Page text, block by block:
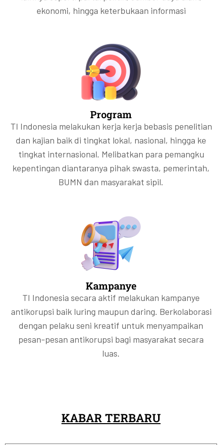
ekonomi, hingga keterbukaan informasi
Program
TI Indonesia melakukan kerja kerja bebasis penelitian
dan kajian baik di tingkat lokal, nasional, hingga ke
tingkat internasional. Melibatkan para pemangku
kepentingan diantaranya pihak swasta, pemerintah,
BUMN dan masyarakat sipil.
Kampanye
TI Indonesia secara aktif melakukan kampanye
antikorupsi baik luring maupun daring. Berkolaborasi
dengan pelaku seni kreatif untuk menyampaikan
pesan-pesan antikorupsi bagi masyarakat secara
luas.
KABAR TERBARU